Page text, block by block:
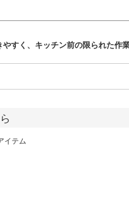
すく、キッチン前の限られた作
イテム